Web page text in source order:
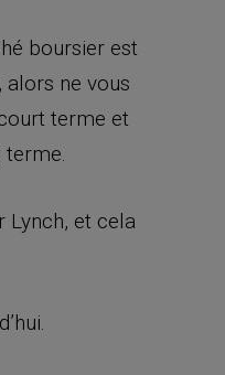
boursier est
alors ne vous
terme et
terme.
Lynch, et cela